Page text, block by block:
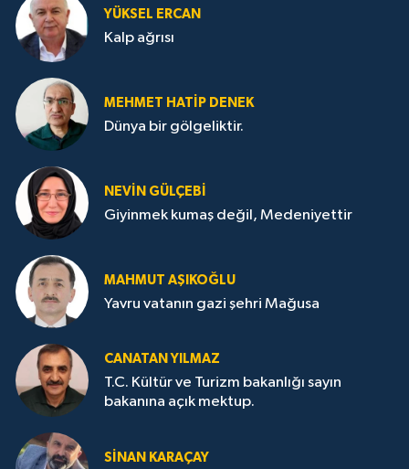
YÜKSEL ERCAN
Kalp ağrısı
MEHMET HATİP DENEK
Dünya bir gölgeliktir.
NEVİN GÜLÇEBİ
Giyinmek kumaş değil, Medeniyettir
MAHMUT AŞIKOĞLU
Yavru vatanın gazi şehri Mağusa
CANATAN YILMAZ
T.C. Kültür ve Turizm bakanlığı sayın
bakanına açık mektup.
SİNAN KARAÇAY